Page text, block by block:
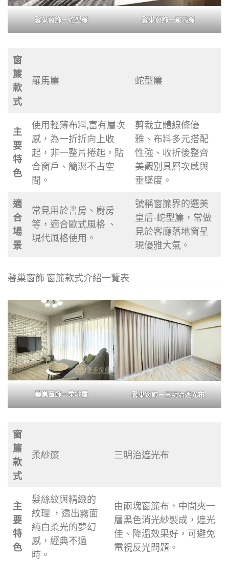
馨巢窗飾－蛇型簾 馨巢窗飾－羅馬簾
窗
簾
款
式
羅馬簾 蛇型簾
主
要
特
色
使用輕薄布料,富有層次
感，為一折折向上收
起，非一整片捲起，貼
合窗戶、簡潔不占空
間。
剪裁立體線條優
雅、布料多元搭配
性強、收折後整齊
美觀別具層次感與
垂墜度。
適
合
場
景
常見用於書房、廚房
等，適合歐式風格 、
現代風格使用。
號稱窗簾界的選美
皇后-蛇型簾，常做
見於客廳落地窗呈
現優雅大氣。
馨巢窗飾 窗簾款式介紹一覽表
馨巢窗飾－柔紗簾 馨巢窗飾－三明治遮光布
窗
簾
款
式
柔紗簾 三明治遮光布
主
要
特
色
髮絲紋與精緻的
紋理 ，透出霧面
純白柔光的夢幻
感，經典不過
時。
由兩塊窗簾布，中間夾一
層黑色消光紗製成，遮光
佳、降溫效果好，可避免
電視反光問題。